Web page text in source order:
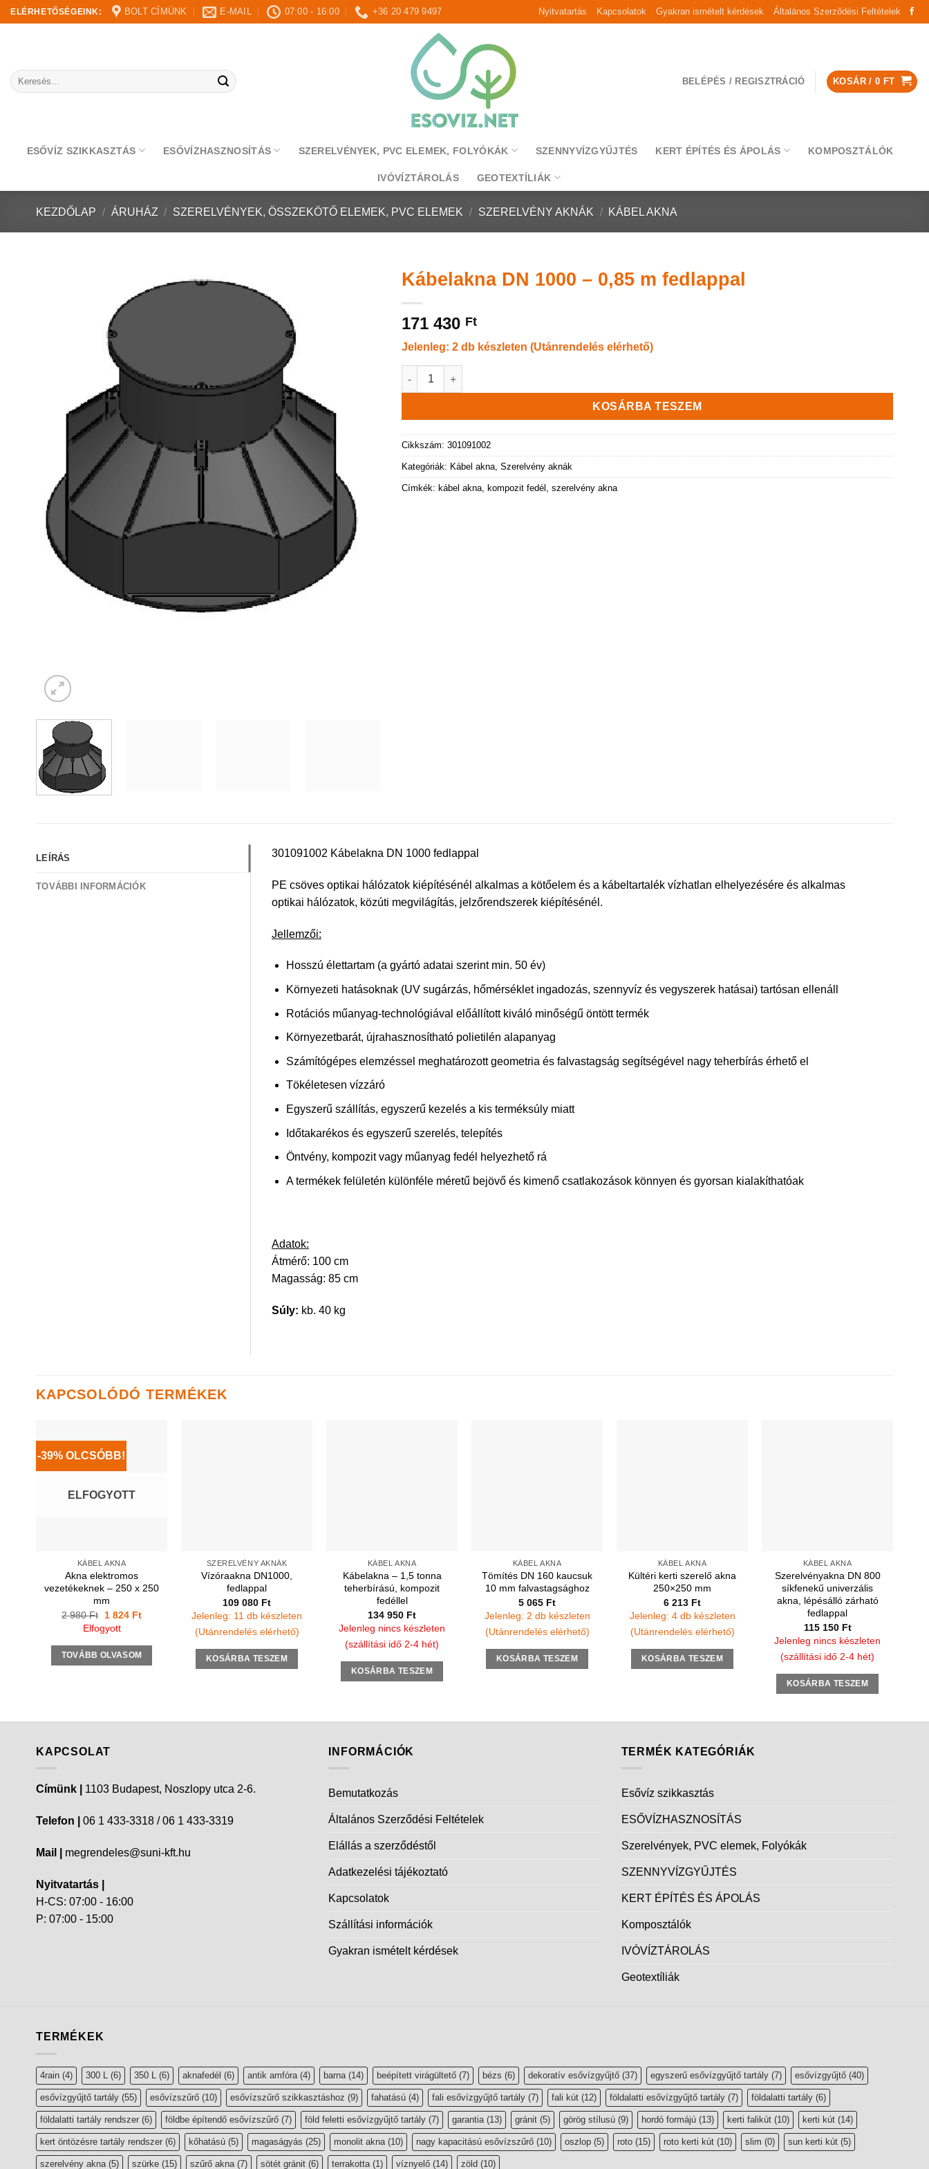
Skip
to
ELÉRHETŐSÉGEINK: BOLT CÍMÜNK E-MAIL 07:00 - 16:00 +36 20 479 9497 Nyitvatartás Kapcsolatok Gyakran ismételt kérdések Általános Szerződési Feltételek
Keresés
a
BELÉPÉS / REGISZTRÁCIÓ KOSÁR /0 FT
ESŐVÍZ SZIKKASZTÁS ESŐVÍZHASZNOSÍTÁS SZERELVÉNYEK, PVC ELEMEK, FOLYÓKÁK SZENNYVÍZGYŰJTÉS KERT ÉPÍTÉS ÉS ÁPOLÁS KOMPOSZTÁLÓK
IVÓVÍZTÁROLÁS GEOTEXTÍLIÁK
KEZDŐLAP / ÁRUHÁZ / SZERELVÉNYEK, ÖSSZEKÖTŐ ELEMEK, PVC ELEMEK / SZERELVÉNY AKNÁK / KÁBEL AKNA
Kábelakna DN 1000 – 0,85 m fedlappal
171 430 Ft
Jelenleg: 2 db készleten (Utánrendelés elérhető)
Kábelakna DN 1000 - 0,85 m fedlappal mennyiség
KOSÁRBA TESZEM
Cikkszám:301091002
Kategóriák: Kábel akna ,Szerelvény aknák
Címkék: kábel akna kompozit fedél ,szerelvény akna
LEÍRÁS
TOVÁBBI INFORMÁCIÓK
301091002 Kábelakna DN 1000 fedlappal
PE csöves optikai hálózatok kiépítésénél alkalmas a kötőelem és a kábeltartalék vízhatlan elhelyezésére és alkalmas
optikai hálózatok, közúti megvilágítás, jelzőrendszerek kiépítésénél.
Jellemzői:
Hosszú élettartam (a gyártó adatai szerint min. 50 év)
Környezeti hatásoknak (UV sugárzás, hőmérséklet ingadozás, szennyvíz és vegyszerek hatásai) tartósan ellenáll
Rotációs műanyag-technológiával előállított kiváló minőségű öntött termék
Környezetbarát, újrahasznosítható polietilén alapanyag
Számítógépes elemzéssel meghatározott geometria és falvastagság segítségével nagy teherbírás érhető el
Tökéletesen vízzáró
Egyszerű szállítás, egyszerű kezelés a kis terméksúly miatt
Időtakarékos és egyszerű szerelés, telepítés
Öntvény, kompozit vagy műanyag fedél helyezhető rá
A termékek felületén különféle méretű bejövő és kimenő csatlakozások könnyen és gyorsan kialakíthatóak
Adatok:
Átmérő: 100 cm
Magasság: 85 cm
Súly: kb. 40 kg
KAPCSOLÓDÓ TERMÉKEK
-39% OLCSÓBB!
ELFOGYOTT
KÁBEL AKNA
Akna elektromos
vezetékeknek – 250 x 250
mm
2 980Ft
Original
price
was:
2
980 Ft.
1 824 FtCurrent
1
824 Ft.
Elfogyott
TOVÁBB OLVASOM
SZERELVÉNY AKNÁK
Vízóraakna DN1000,
fedlappal
109 080 Ft
Jelenleg: 11 db készleten
(Utánrendelés elérhető)
KOSÁRBA TESZEM
KÁBEL AKNA
Kábelakna – 1,5 tonna
teherbírású, kompozit
fedéllel
134 950 Ft
Jelenleg nincs készleten
(szállítási idő 2-4 hét)
KOSÁRBA TESZEM
KÁBEL AKNA
Tömítés DN 160 kaucsuk
10 mm falvastagsághoz
5 065 Ft
Jelenleg: 2 db készleten
(Utánrendelés elérhető)
KOSÁRBA TESZEM
KÁBEL AKNA
Kültéri kerti szerelő akna
250×250 mm
6 213 Ft
Jelenleg: 4 db készleten
(Utánrendelés elérhető)
KOSÁRBA TESZEM
KÁBEL AKNA
Szerelvényakna DN 800
síkfenekű univerzális
akna, lépésálló zárható
fedlappal
115 150 Ft
Jelenleg nincs készleten
(szállítási idő 2-4 hét)
KOSÁRBA TESZEM
KAPCSOLAT
Címünk | 1103 Budapest, Noszlopy utca 2-6.
Telefon | 06 1 433-3318 / 06 1 433-3319
Mail | megrendeles@suni-kft.hu
Nyitvatartás |
H-CS: 07:00 - 16:00
P: 07:00 - 15:00
INFORMÁCIÓK
Bemutatkozás
Általános Szerződési Feltételek
Elállás a szerződéstől
Adatkezelési tájékoztató
Kapcsolatok
Szállítási információk
Gyakran ismételt kérdések
TERMÉK KATEGÓRIÁK
Esővíz szikkasztás
ESŐVÍZHASZNOSÍTÁS
Szerelvények, PVC elemek, Folyókák
SZENNYVÍZGYŰJTÉS
KERT ÉPÍTÉS ÉS ÁPOLÁS
Komposztálók
IVÓVÍZTÁROLÁS
Geotextíliák
TERMÉKEK
4rain (4) 300 L (6) 350 L (6) aknafedél (6) antik amfóra(4) barna(14) beépített virágültető (7) bézs (6) dekoratív esővízgyűjtő (37) egyszerű esővízgyűjtő tartály (7) esővízgyűjtő (40)
esővízgyűjtő tartály (55) esővízszűrő (10) esővízszűrő szikkasztáshoz (9) fahatású (4) fali esővízgyűjtő tartály (7) fali kút (12) földalatti esővízgyűjtő tartály (7) földalatti tartály (6)
földalatti tartály rendszer (6) földbe építendő esővízszűrő (7) föld feletti esővízgyűjtő tartály (7) garantia(13) gránit (5) görög stílusú (9) hordó formájú (13) kerti falikút (10) kerti kút (14)
kert öntözésre tartály rendszer (6) kőhatású (5) magaságyás (25) monolit akna(10) nagy kapacitású esővízszűrő (10) oszlop (5) roto (15) roto kerti kút (10) slim (0) sun kerti kút (5)
szerelvény akna(5) szürke (15) szűrő akna(7) sötét gránit (6) terrakotta(1) víznyelő (14) zöld (10)